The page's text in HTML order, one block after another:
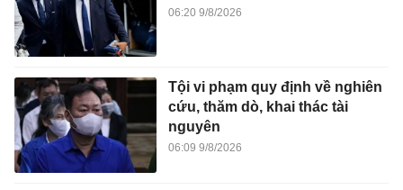
06:20 9/8/2026
Tội vi phạm quy định về nghiên
cứu, thăm dò, khai thác tài
nguyên
06:09 9/8/2026